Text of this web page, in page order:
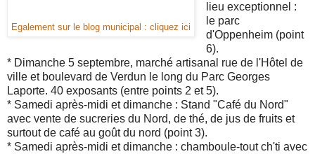
Egalement sur le blog municipal : cliquez ici
lieu exceptionnel :
le parc
d'Oppenheim (point
6).
* Dimanche 5 septembre, marché artisanal rue de l'Hôtel de
ville et boulevard de Verdun le long du Parc Georges
Laporte. 40 exposants (entre points 2 et 5).
* Samedi après-midi et dimanche : Stand "Café du Nord"
avec vente de sucreries du Nord, de thé, de jus de fruits et
surtout de café au goût du nord (point 3).
* Samedi après-midi et dimanche : chamboule-tout ch'ti avec